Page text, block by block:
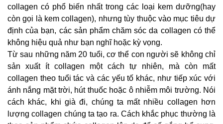
collagen có phổ biến nhất trong các loại kem dưỡng(hay
còn gọi là kem collagen), nhưng tùy thuộc vào mục tiêu dự
định của bạn, các sản phẩm chăm sóc da collagen có thể
không hiệu quả như bạn nghĩ hoặc kỳ vọng.
Từ sau những năm 20 tuổi, cơ thể con người sẽ không chỉ
sản xuất ít collagen một cách tự nhiên, mà còn mất
collagen theo tuổi tác và các yếu tố khác, như tiếp xúc với
ánh nắng mặt trời, hút thuốc hoặc ô nhiễm môi trường. Nói
cách khác, khi già đi, chúng ta mất nhiều collagen hơn
lượng collagen chúng ta tạo ra. Cách khắc phục thường là